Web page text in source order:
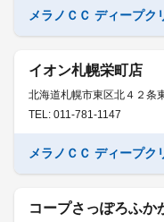
メラノＣＣ ディープク
イオン札幌栄町店
北海道札幌市東区北４２条
TEL: 011-781-1147
メラノＣＣ ディープク
コープさっぽろふか